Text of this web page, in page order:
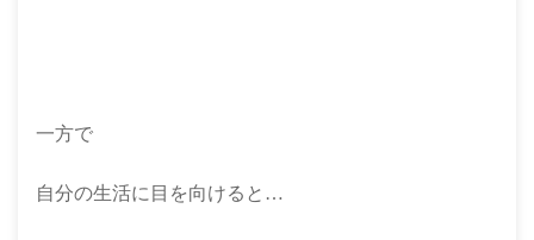
一方で
自分の生活に目を向けると…